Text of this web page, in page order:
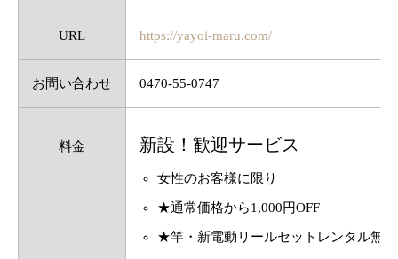
URL https://yayoi-maru.com/
お問い合わせ 0470-55-0747
料金 新設！歓迎サービス
女性のお客様に限り
★通常価格から1,000円OFF
★竿・新電動リールセットレンタル無料